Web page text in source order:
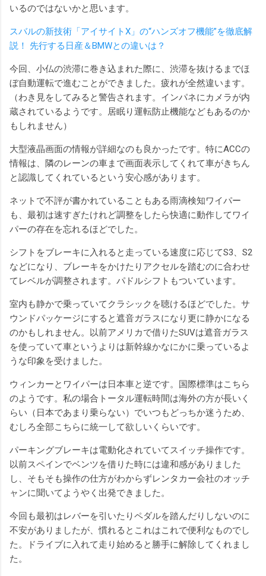
いるのではないかと思います。
スバルの新技術「アイサイトX」の“ハンズオフ機能”を徹底解
説！ 先行する日産＆BMWとの違いは？
今回、小仏の渋滞に巻き込まれた際に、渋滞を抜けるまでほ
ぼ自動運転で進むことができました。疲れが全然違います。
（わき見をしてみると警告されます。インパネにカメラが内
蔵されているようです。居眠り運転防止機能などもあるのか
もしれません）
大型液晶画面の情報が詳細なのも良かったです。特にACCの
情報は、隣のレーンの車まで画面表示してくれて車がきちん
と認識してくれているという安心感があります。
ネットで不評が書かれていることもある雨滴検知ワイパー
も、最初は速すぎたけれど調整をしたら快適に動作してワイ
パーの存在を忘れるほどでした。
シフトをブレーキに入れると走っている速度に応じてS3、S2
などになり、ブレーキをかけたりアクセルを踏むのに合わせ
てレベルが調整されます。パドルシフトもついています。
室内も静かで乗っていてクラシックを聴けるほどでした。サ
ウンドパッケージにすると遮音ガラスになり更に静かになる
のかもしれません。以前アメリカで借りたSUVは遮音ガラス
を使っていて車というよりは新幹線かなにかに乗っているよ
うな印象を受けました。
ウィンカーとワイパーは日本車と逆です。国際標準はこちら
のようです。私の場合トータル運転時間は海外の方が長いく
らい（日本であまり乗らない）でいつもどっちか迷うため、
むしろ全部こちらに統一して欲しいくらいです。
パーキングブレーキは電動化されていてスイッチ操作です。
以前スペインでベンツを借りた時には違和感がありました
し、そもそも操作の仕方がわからずレンタカー会社のオッチ
ャンに聞いてようやく出発できました。
今回も最初はレバーを引いたりペダルを踏んだりしないのに
不安がありましたが、慣れるとこれはこれで便利なものでし
た。ドライブに入れて走り始めると勝手に解除してくれまし
た。